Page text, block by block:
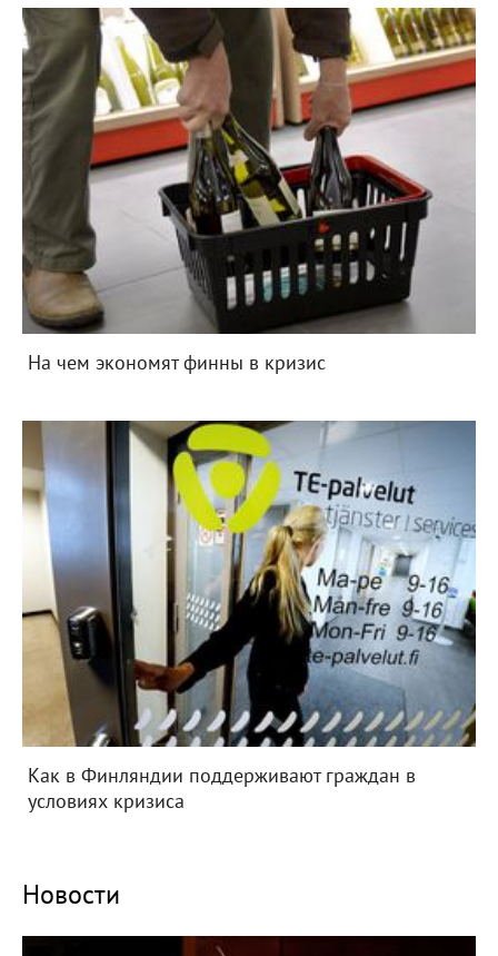
На чем экономят финны в кризис
Как в Финляндии поддерживают граждан в
условиях кризиса
Новости